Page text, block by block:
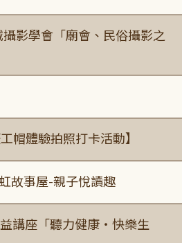
攝影學會「廟會、民俗攝影之
帽體驗拍照打卡活動】
故事屋-親子悅讀趣
講座「聽力健康・快樂生